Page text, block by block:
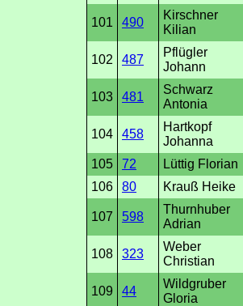
101 490
Kirschner
Kilian
102 487
Pflügler
Johann
103 481
Schwarz
Antonia
104 458
Hartkopf
Johanna
105 72 Lüttig Florian
106
80 Krauß Heike
107 598
Thurnhuber
Adrian
108 323
Weber
Christian
109 44
Wildgruber
Gloria